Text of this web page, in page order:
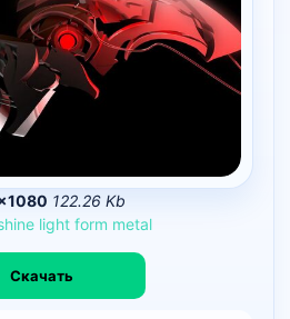
122.26 Kb
light form metal
Скачать